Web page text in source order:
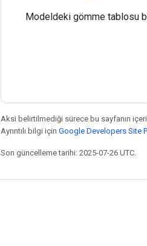
Modeldeki gömme tablosu
Aksi belirtilmediği sürece bu sayfanın
Ayrıntılı bilgi için Google Developers Site
Son güncelleme tarihi: 2025-07-26 UTC.